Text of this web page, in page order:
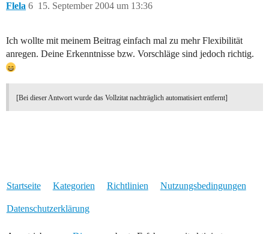
Flela 15. September 2004 um 13:36
6
Ich wollte mit meinem Beitrag einfach mal zu mehr Flexibilität
anregen. Deine Erkenntnisse bzw. Vorschläge sind jedoch richtig.
[Bei dieser Antwort wurde das Vollzitat nachträglich automatisiert entfernt]
Startseite Kategorien Richtlinien Nutzungsbedingungen
Datenschutzerklärung